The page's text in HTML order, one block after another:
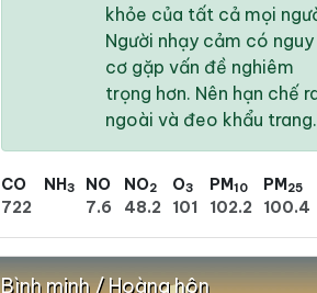
2 %
khỏe của tất cả mọi
Người nhạy cảm có nguy
cơ gặp vấn đề nghiêm
trọng hơn. Nên hạn chế
ngoài và đeo khẩu trang.
CO
722
NH3
NO
7.6
NO2
48.2
O3
101
PM10
102.2
PM25
100.4
Bình minh / Hoàng hôn